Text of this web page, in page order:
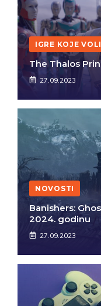
IGRE KOJE
The Thalos
27.09.2023
NOVOSTI
Banishers:
2024. godinu
27.09.2023